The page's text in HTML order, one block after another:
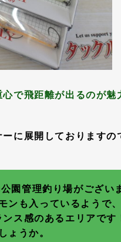
で飛距離が出るのが魅
に展開しておりますの
園管理釣り場がござい
ンも入っているようで、
ス感のあるエリアです
ょうか。